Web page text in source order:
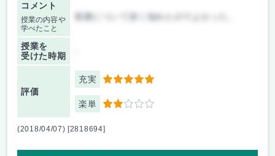
コメント
授業の内容や
学べたこと
医療について深く知れたのでよかった。
授業を
受けた時期
評価
充実 5
楽単 2
(2018/04/07) [2818694]